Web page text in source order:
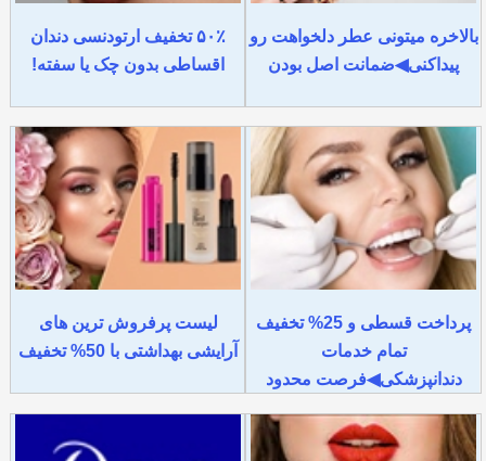
بالاخره میتونی عطر دلخواهت رو
پیداکنی◀ضمانت اصل بودن
۵۰٪ تخفیف ارتودنسی دندان
اقساطی بدون چک یا سفته!
پرداخت قسطی و 25% تخفیف
تمام خدمات
دندانپزشکی◀فرصت محدود
لیست پرفروش ترین های
آرایشی بهداشتی با 50% تخفیف